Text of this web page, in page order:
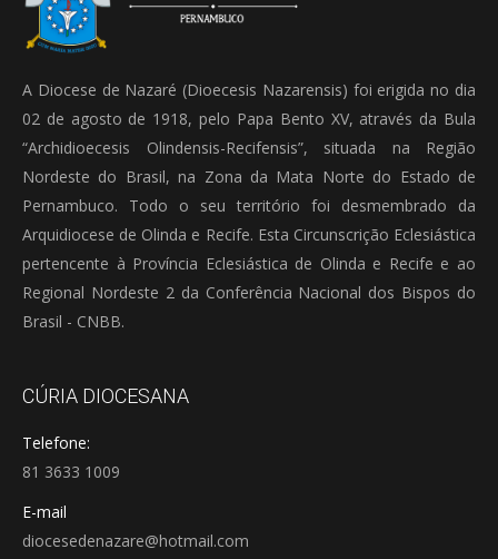
A Diocese de Nazaré (Dioecesis Nazarensis) foi erigida no dia
02 de agosto de 1918, pelo Papa Bento XV, através da Bula
“Archidioecesis Olindensis-Recifensis”, situada na Região
Nordeste do Brasil, na Zona da Mata Norte do Estado de
Pernambuco. Todo o seu território foi desmembrado da
Arquidiocese de Olinda e Recife. Esta Circunscrição Eclesiástica
pertencente à Província Eclesiástica de Olinda e Recife e ao
Regional Nordeste 2 da Conferência Nacional dos Bispos do
Brasil - CNBB.
CÚRIA DIOCESANA
Telefone:
81 3633 1009
E-mail
diocesedenazare@hotmail.com